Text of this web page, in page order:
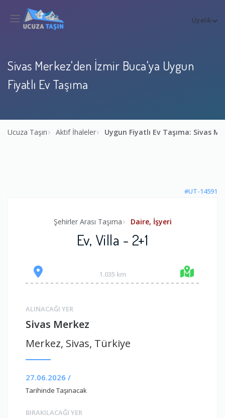
Üyelik
Sivas Merkez'den İzmir Buca'ya Uygun
Fiyatlı Ev Taşıma
Ucuza Taşın Aktif İhaleler Uygun Fiyatlı Ev Taşıma: Sivas
#UT-14591
Şehirler Arası Taşıma Daire, İşyeri
Ev, Villa - 2+1
1.035 km
ALINACAĞI YER
Sivas Merkez
Merkez, Sivas, Türkiye
27.06.2026 /
Tarihinde Taşınacak
BIRAKILACAĞI YER